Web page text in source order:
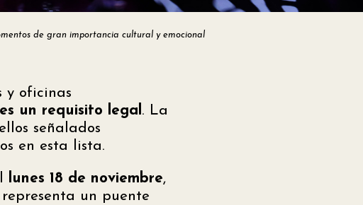
de gran importancia cultural y emocional
y oficinas
un requisito legal. La
señalados
en esta lista.
lunes 18 de noviembre,
un puente